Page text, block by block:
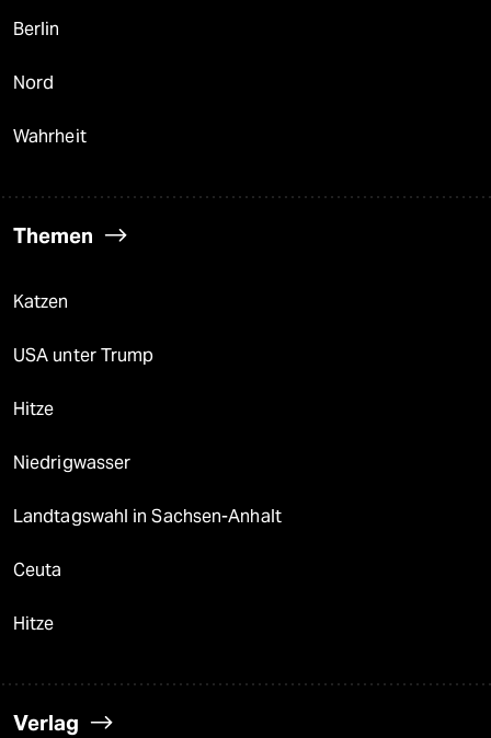
Berlin
Nord
Wahrheit
Themen
Katzen
USA unter Trump
Hitze
Niedrigwasser
Landtagswahl in Sachsen-Anhalt
Ceuta
Hitze
Verlag